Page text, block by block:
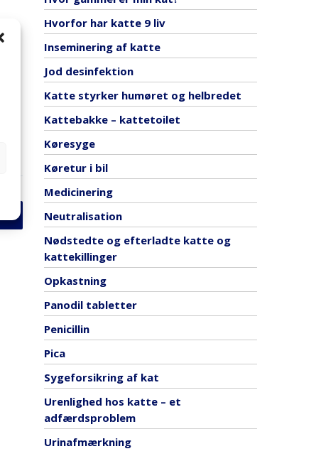
Hvorfor har katte 9 liv
Inseminering af katte
Jod desinfektion
Katte styrker humøret og helbredet
Kattebakke – kattetoilet
Køresyge
Køretur i bil
Medicinering
Neutralisation
Nødstedte og efterladte katte og
kattekillinger
Opkastning
Panodil tabletter
Penicillin
Pica
Sygeforsikring af kat
Urenlighed hos katte – et
adfærdsproblem
Urinafmærkning